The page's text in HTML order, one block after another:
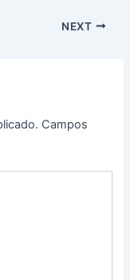
NEXT
Campos